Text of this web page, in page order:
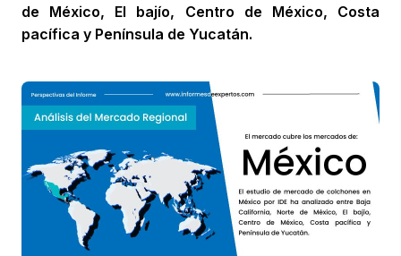
de México, El bajío, Centro de México, Costa
pacífica y Península de Yucatán.